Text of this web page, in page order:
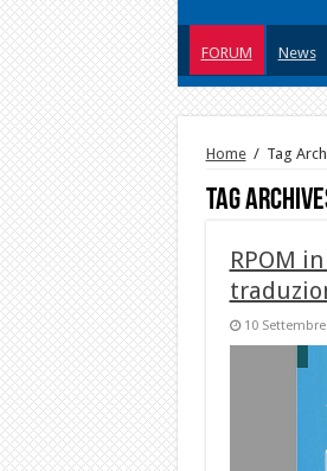
FORUM News
Home / Tag
Tag
RPOM
10 Settembre